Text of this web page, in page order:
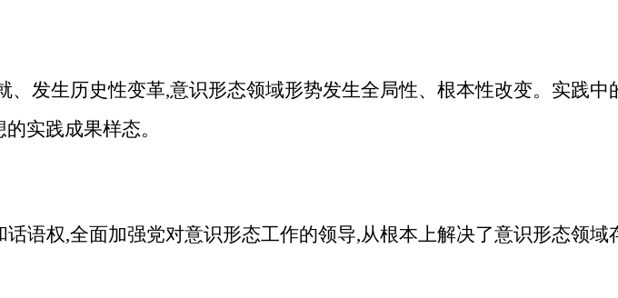
发生历史性变革,意识形态领域形势发生全局性、根本性改变。实践中
实践成果样态。
语权,全面加强党对意识形态工作的领导,从根本上解决了意识形态领域